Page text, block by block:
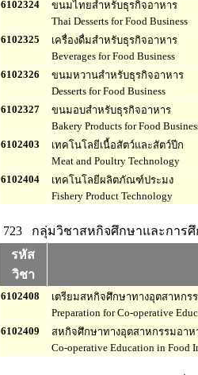
6102324
ขนมไทยสำหรับธุรกิจอาหาร
Thai Desserts for Food Business
6102325
เครื่องดื่มสำหรับธุรกิจอาหาร
Beverages for Food Business
6102326
ขนมหวานสำหรับธุรกิจอาหาร
Desserts for Food Business
6102327
ขนมอบสำหรับธุรกิจอาหาร
Bakery Products for Food
6102403
เทคโนโลยีเนื้อสัตว์และสัตว์ปีก
Meat and Poultry Technology
6102404
เทคโนโลยีผลิตภัณฑ์ประมง
Fishery Product Technology
723 กลุ่มวิชาสหกิจศึกษาและการ
รหัส
วิชา
6102408
เตรียมสหกิจศึกษาทางอุตสาหกร
Preparation for Co-operative
6102409
สหกิจศึกษาทางอุตสาหกรรมอาห
Co-operative Education in Food